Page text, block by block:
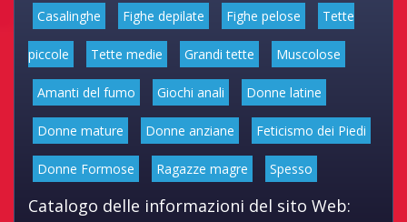
Casalinghe Fighe depilate Fighe pelose Tette
piccole Tette medie Grandi tette Muscolose
Amanti del fumo Giochi anali Donne latine
Donne mature Donne anziane Feticismo dei Piedi
Donne Formose Ragazze magre Spesso
Catalogo delle informazioni del sito Web: